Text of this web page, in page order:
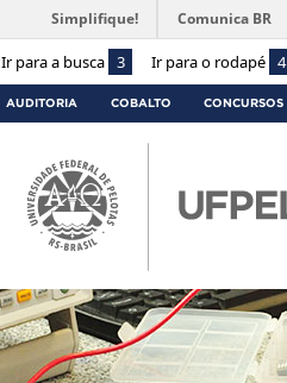
Ir para a busca 3 Ir para o rodapé 4
Simplifique! Comunica BR
AUDITORIA COBALTO CONCURSOS